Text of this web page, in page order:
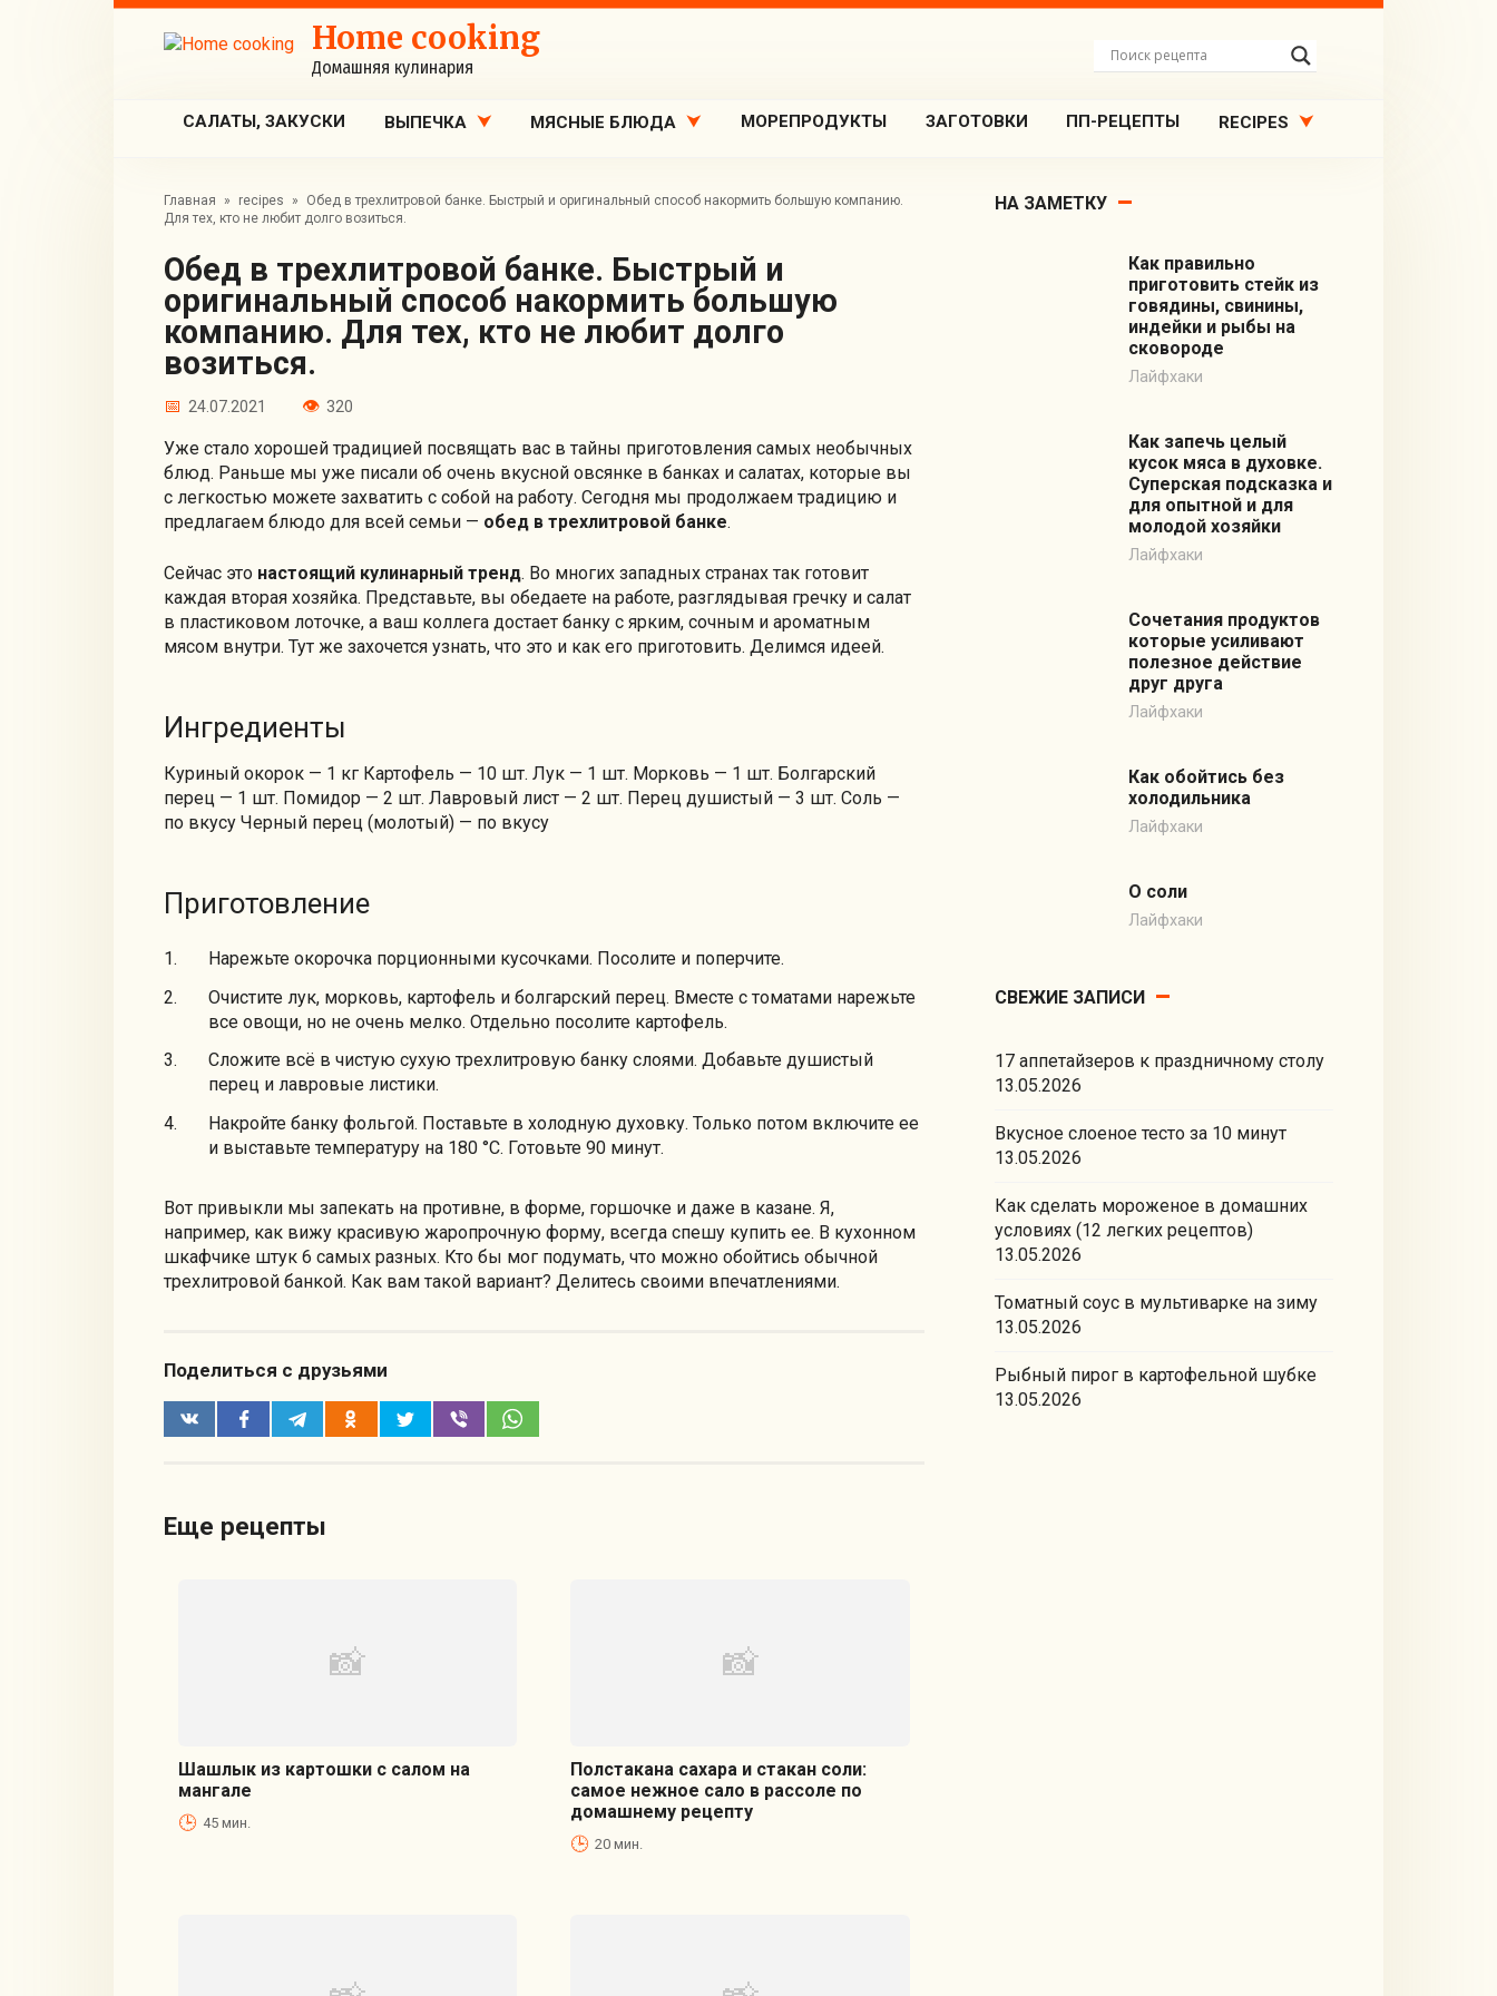
Home cooking
Домашняя кулинария
САЛАТЫ, ЗАКУСКИ ВЫПЕЧКА МЯСНЫЕ БЛЮДА МОРЕПРОДУКТЫ ЗАГОТОВКИ ПП-РЕЦЕПТЫ RECIPES
Главная » recipes »
Обед в трехлитровой банке. Быстрый и оригинальный способ накормить большую компанию.
Для тех, кто не любит долго возиться.
Обед в трехлитровой банке. Быстрый и
оригинальный способ накормить большую
компанию. Для тех, кто не любит долго
возиться.
24.07.2021 320
Уже стало хорошей традицией посвящать вас в тайны приготовления самых необычных
блюд. Раньше мы уже писали об очень вкусной овсянке в банках и салатах, которые вы
с легкостью можете захватить с собой на работу. Сегодня мы продолжаем традицию и
предлагаем блюдо для всей семьи — обед в трехлитровой банке.
Сейчас это настоящий кулинарный тренд. Во многих западных странах так готовит
каждая вторая хозяйка. Представьте, вы обедаете на работе, разглядывая гречку и салат
в пластиковом лоточке, а ваш коллега достает банку с ярким, сочным и ароматным
мясом внутри. Тут же захочется узнать, что это и как его приготовить. Делимся идеей.
Ингредиенты
Куриный окорок — 1 кг Картофель — 10 шт. Лук — 1 шт. Морковь — 1 шт. Болгарский
перец — 1 шт. Помидор — 2 шт. Лавровый лист — 2 шт. Перец душистый — 3 шт. Соль —
по вкусу Черный перец (молотый) — по вкусу
Приготовление
Нарежьте окорочка порционными кусочками. Посолите и поперчите.
Очистите лук, морковь, картофель и болгарский перец. Вместе с томатами нарежьте
все овощи, но не очень мелко. Отдельно посолите картофель.
Сложите всё в чистую сухую трехлитровую банку слоями. Добавьте душистый
перец и лавровые листики.
Накройте банку фольгой. Поставьте в холодную духовку. Только потом включите ее
и выставьте температуру на 180 °С. Готовьте 90 минут.
Вот привыкли мы запекать на противне, в форме, горшочке и даже в казане. Я,
например, как вижу красивую жаропрочную форму, всегда спешу купить ее. В кухонном
шкафчике штук 6 самых разных. Кто бы мог подумать, что можно обойтись обычной
трехлитровой банкой. Как вам такой вариант? Делитесь своими впечатлениями.
Поделиться с друзьями
Еще рецепты
Шашлык из картошки с салом на
мангале
45 мин.
Полстакана сахара и стакан соли:
самое нежное сало в рассоле по
домашнему рецепту
20 мин.
НА ЗАМЕТКУ
Как правильно
приготовить стейк из
говядины, свинины,
индейки и рыбы на
сковороде
Лайфхаки
Как запечь целый
кусок мяса в духовке.
Суперская подсказка и
для опытной и для
молодой хозяйки
Лайфхаки
Сочетания продуктов
которые усиливают
полезное действие
друг друга
Лайфхаки
Как обойтись без
холодильника
Лайфхаки
О соли
Лайфхаки
СВЕЖИЕ ЗАПИСИ
17 аппетайзеров к праздничному столу
13.05.2026
Вкусное слоеное тесто за 10 минут
13.05.2026
Как сделать мороженое в домашних
условиях (12 легких рецептов)
13.05.2026
Томатный соус в мультиварке на зиму
13.05.2026
Рыбный пирог в картофельной шубке
13.05.2026